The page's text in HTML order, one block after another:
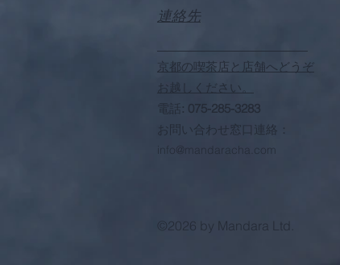
連絡先
京都の喫茶店と店舗へどうぞ
お越しください。
電話 : 075-285-3283
お問い合わせ窓口連絡：
info@mandaracha.com
©2026 by Mandara Ltd.